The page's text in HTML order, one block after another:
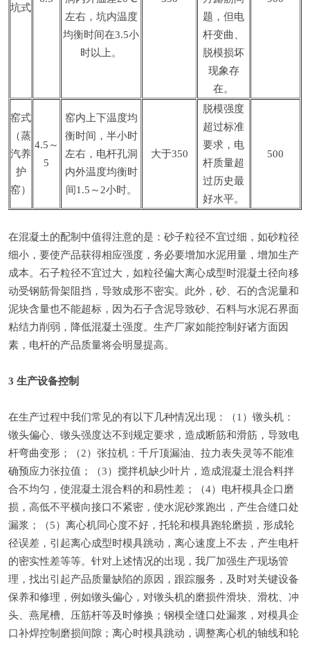
坑式
左右，坑内温度
均衡时间在3.5小
时以上。
题，但电
杆变曲、
脱模损坏
现象存
在。
窑式
（蒸
汽养
护
窑）
4.5～
5
窑内上下温度均
衡时间，半小时
左右，电杆孔洞
内外温度均衡时
间1.5～2小时。
大于350
脱模强度
超过标准
要求，电
杆质量超
过历史最
好水平。
500
在混凝土的配制中值得注意的是：砂子粒径不宜过细，如砂粒径
细小，要使产品获得相应强度，务必要增加水泥用量，增加生产
成本。石子粒径不宜过大，如粒径偏大离心成型时混凝土径向移
动受钢筋骨架阻挡，导致成形不密实。此外，砂、石的含泥量和
泥块含量也不能超标，因为石子含泥导致砂、石料与水泥石界面
粘结力削弱，降低混凝土强度。生产厂家如能控制好诸方面因
素，电杆的产品质量将会明显提高。
3 生产设备控制
在生产过程中我们常见的有以下几种情况出现：（1）镦头机：
镦头偏心、镦头强度达不到规定要求，造成断筋和滑筋，导致电
杆弯曲变形；（2）张拉机：千斤顶漏油、拉力表失灵等不能准
确预应力张拉值；（3）搅拌机缺少叶片，造成混凝土混合料拌
合不均匀，使混凝土混合料的和易性差；（4）电杆模具企口磨
损，高低不平横向接口不紧密，使水泥砂浆跑出，产生合缝口处
漏浆；（5）离心机同心度不好，托轮和模具跑轮磨损，形成轮
径误差，引起离心成型时模具跳动，离心速度上不去，产生电杆
的密实性差等等。针对上述情况的出现，我厂加强生产现场管
理，找出引起产品质量缺陷的原因，跟踪服务，及时对关键设备
保养和修理，例如镦头偏心，对镦头机的磨损件滑块、滑枕、冲
头、燕尾槽、压筋杆等及时修换；钢模全缝口处漏浆，对模具企
口补焊控制磨损间隙；离心时模具跳动，调整离心机的轴线和轮